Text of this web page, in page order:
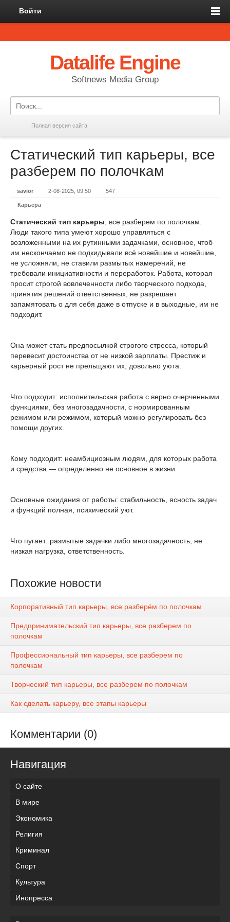
Войти
Datalife Engine
Softnews Media Group
Полная версия сайта
Статический тип карьеры, все
разберем по полочкам
savior 2-08-2025, 09:50 547
Карьера
Статический тип карьеры , все разберем по полочкам.
Люди такого типа умеют хорошо управляться с
возложенными на их рутинными задачками, основное, чтоб
им нескончаемо не подкидывали всё новейшие и новейшие,
не усложняли, не ставили размытых намерений, не
требовали инициативности и переработок. Работа, которая
просит строгой вовлеченности либо творческого подхода,
принятия решений ответственных, не разрешает
запамятовать о для себя даже в отпуске и в выходные, им не
подходит.
Она может стать предпосылкой строгого стресса, который
перевесит достоинства от не низкой зарплаты. Престиж и
карьерный рост не прельщают их, довольно уюта.
Что подходит: исполнительская работа с верно очерченными
функциями, без многозадачности, с нормированным
режимом или режимом, который можно регулировать без
помощи других.
Кому подходит: неамбициозным людям, для которых работа
и средства — определенно не основное в жизни.
Основные ожидания от работы: стабильность, ясность задач
и функций полная, психический уют.
Что пугает: размытые задачки либо многозадачность, не
низкая нагрузка, ответственность.
Похожие новости
Корпоративный тип карьеры, все разберём по полочкам
Предпринимательский тип карьеры, все разберем по
полочкам
Профессиональный тип карьеры, все разберем по
полочкам
Творческий тип карьеры, все разберем по полочкам
Как сделать карьеру, все этапы карьеры
Комментарии (0)
Навигация
О сайте
В мире
Экономика
Религия
Криминал
Спорт
Культура
Инопресса